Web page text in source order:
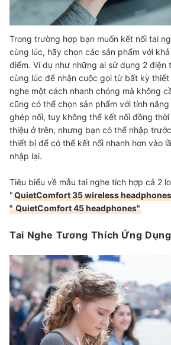
Trong trường hợp bạn muốn kết nối tai
cùng lúc, hãy chọn các sản phẩm với
điểm. Ví dụ như những ai sử dụng 2 điện
cùng lúc để nhận cuộc gọi từ bất kỳ
nghe một cách nhanh chóng mà không
cũng có thể chọn sản phẩm với tính
ghép nối, tuy không thể kết nối đồng
thiệu ở trên, nhưng bạn có thể nhập
thiết bị để có thể kết nối nhanh hơn vào
nhập lại.
Tiêu biểu về mẫu tai nghe tích hợp cả 2
"QuietComfort 35 wireless
" QuietComfort 45 headphones"
Tai Nghe Tương Thích Ứng